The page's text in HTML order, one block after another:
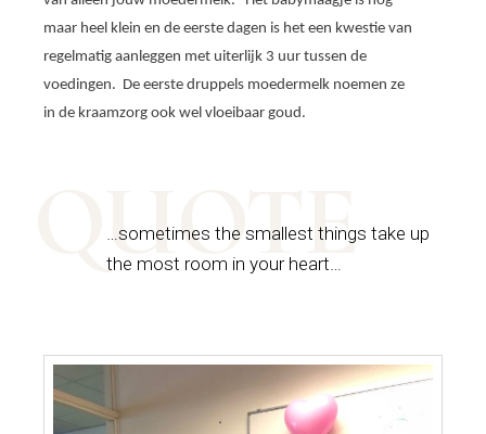
maar heel klein en de eerste dagen is het een kwestie van
regelmatig aanleggen met uiterlijk 3 uur tussen de
voedingen. De eerste druppels moedermelk noemen ze
in de kraamzorg ook wel vloeibaar goud.
QUOTE
…sometimes the smallest things take up
the most room in your heart…